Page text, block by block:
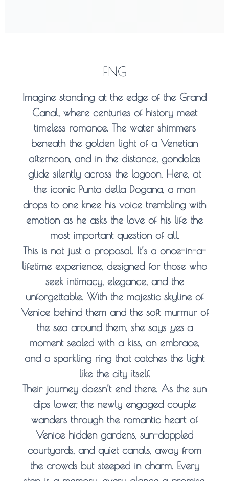
ENG
Imagine standing at the edge of the Grand
Canal, where centuries of history meet
timeless romance. The water shimmers
beneath the golden light of a Venetian
afternoon, and in the distance, gondolas
glide silently across the lagoon. Here, at
the iconic Punta della Dogana, a man
drops to one knee his voice trembling with
emotion as he asks the love of his life the
most important question of all.
This is not just a proposal. It’s a once-in-a-
lifetime experience, designed for those who
seek intimacy, elegance, and the
unforgettable. With the majestic skyline of
Venice behind them and the soft murmur of
the sea around them, she says yesa
moment sealed with a kiss, an embrace,
and a sparkling ring that catches the light
like the city itself.
Their journey doesn’t end there. As the sun
dips lower, the newly engaged couple
wanders through the romantic heart of
Venice hidden gardens, sun-dappled
courtyards, and quiet canals, away from
the crowds but steeped in charm. Every